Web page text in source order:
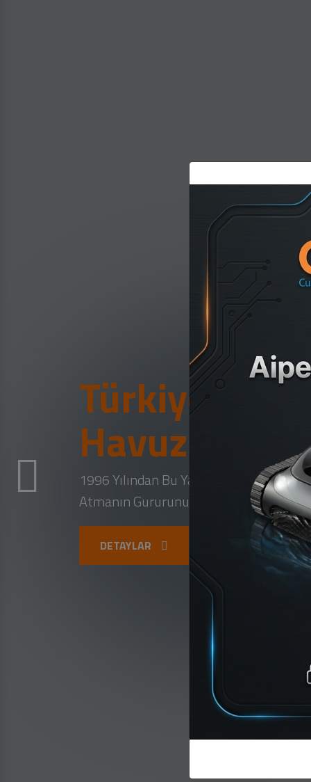
Türkiye'nin
Havuz
1996 Yılından Bu Yana, Yurtiçi Ve
Atmanın Gururunu Yaşıyoruz.
DETAYLAR VİDEO İZLE